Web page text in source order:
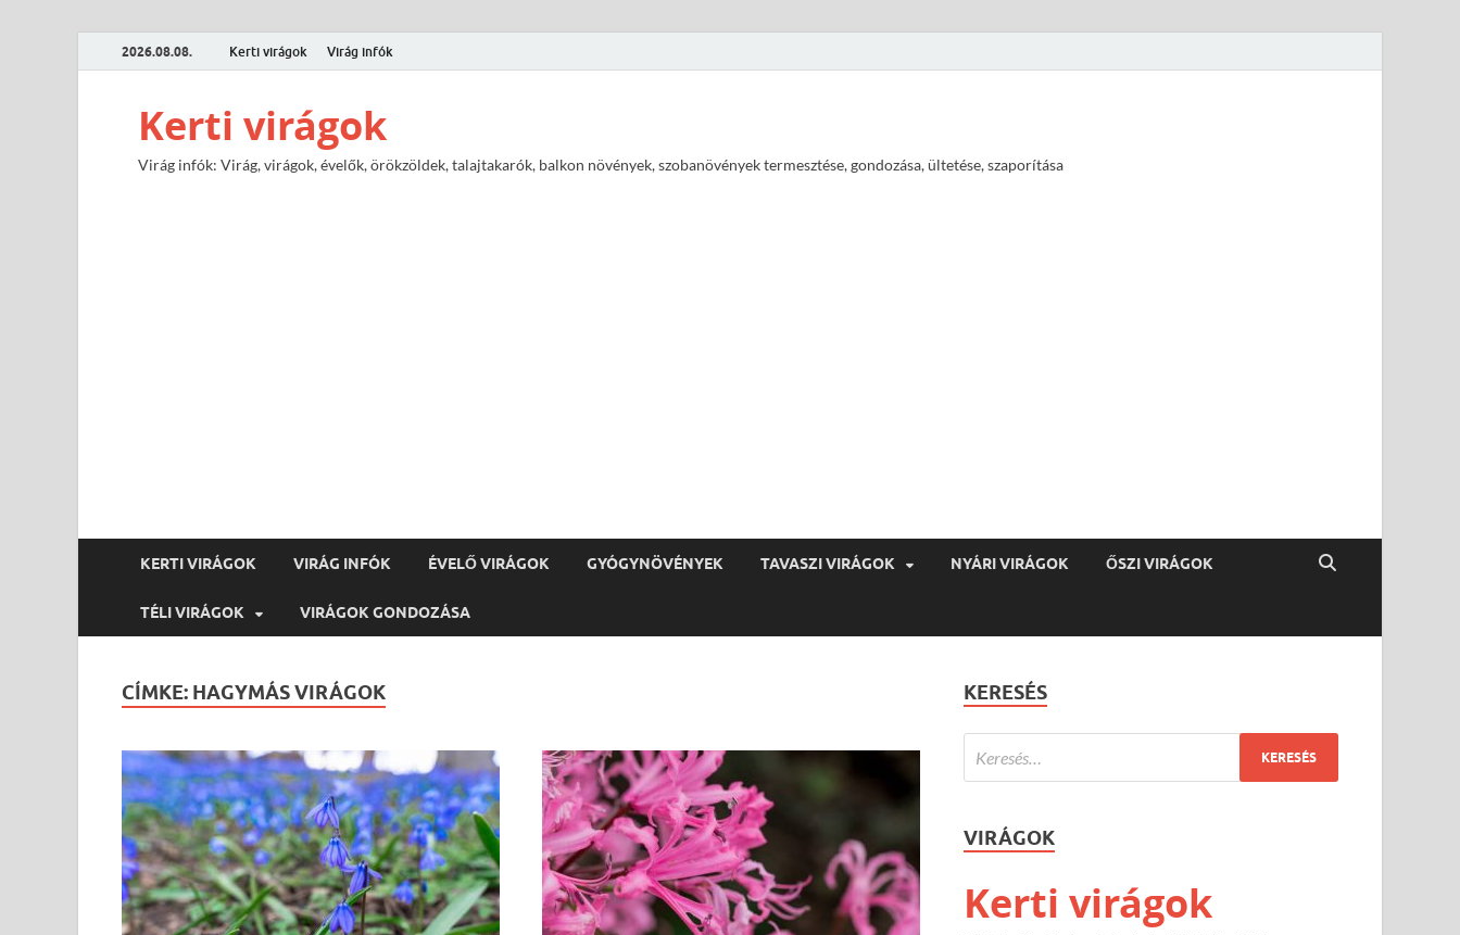
2026.08.08. Kerti virágok Virág infók
Kerti virágok
Virág infók: Virág, virágok, évelők, örökzöldek, talajtakarók, balkon növények, szobanövények termesztése, gondozása, ültetése, szaporítása
KERTI VIRÁGOK VIRÁG INFÓK ÉVELŐ VIRÁGOK GYÓGYNÖVÉNYEK TAVASZI VIRÁGOK NYÁRI VIRÁGOK ŐSZI VIRÁGOK
TÉLI VIRÁGOK VIRÁGOK GONDOZÁSA
CÍMKE: HAGYMÁS VIRÁGOK KERESÉS
VIRÁGOK
Kerti virágok